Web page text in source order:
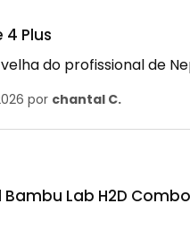
4 Plus
do profissional de
por chantal C.
Lab H2D Combo